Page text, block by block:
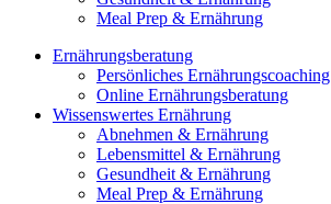
Meal Prep & Ernährung
Ernährungsberatung
Persönliches Ernährungscoaching
Online Ernährungsberatung
Wissenswertes Ernährung
Abnehmen & Ernährung
Lebensmittel & Ernährung
Gesundheit & Ernährung
Meal Prep & Ernährung